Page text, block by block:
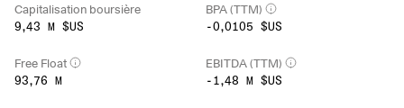
Capitalisation boursière
9,43 M $US
BPA (TTM)
-0,0105 $US
Free Float
93,76 M
EBITDA (TTM)
-1,48 M $US